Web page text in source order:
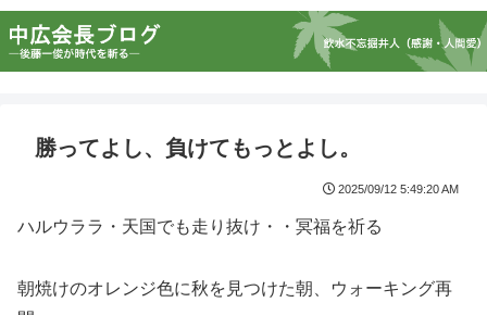
勝ってよし、負けてもっとよし。
2025/09/12 5:49:20 AM
ハルウララ・天国でも走り抜け・・冥福を祈る
朝焼けのオレンジ色に秋を見つけた朝、ウォーキング再